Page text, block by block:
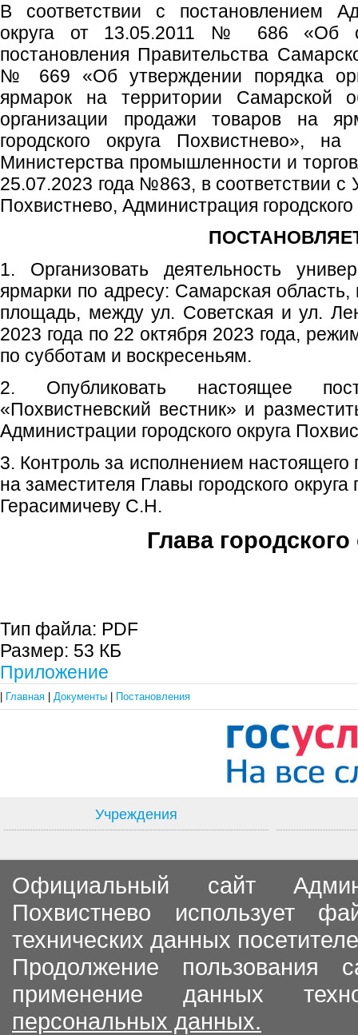
В соответствии с постановлением
округа от 13.05.2011 № 686 «Об
постановления Правительства
№ 669 «Об утверждении порядка
ярмарок на территории Самарской
организации продажи товаров на
городского округа Похвистнево»,
Министерства промышленности и
25.07.2023 года №863, в соответствии с
Похвистнево, Администрация
1. Организовать деятельность
ярмарки по адресу: Самарская область,
площадь, между ул. Советская и ул.
2023 года по 22 октября 2023 года,
по субботам и воскресеньям.
2. Опубликовать настоящее
«Похвистневский вестник» и
Администрации городского округа
3. Контроль за исполнением настоящего
на заместителя Главы городского
Герасимичеву С.Н.
Глава городского
Тип файла: PDF
Размер: 53 КБ
Приложение
Главная Документы Постановления
Учреждения
Официальный сайт
Похвистнево использует
технических данных
Продолжение пользования
применение данных
персональных данных.